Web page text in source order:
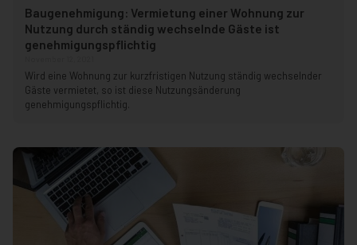
Baugenehmigung: Vermietung einer Wohnung zur
Nutzung durch ständig wechselnde Gäste ist
genehmigungspflichtig
Wird eine Wohnung zur kurzfristigen Nutzung ständig wechselnder
Gäste vermietet, so ist diese Nutzungsänderung
genehmigungspflichtig.